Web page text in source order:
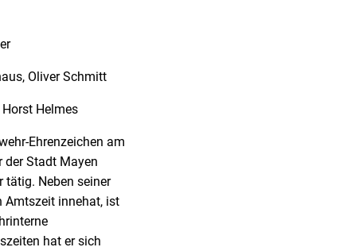
Oliver Schmitt
Helmes
Ehrenzeichen am
der Stadt Mayen
tätig. Neben seiner
Amtszeit innehat, ist
hat er sich